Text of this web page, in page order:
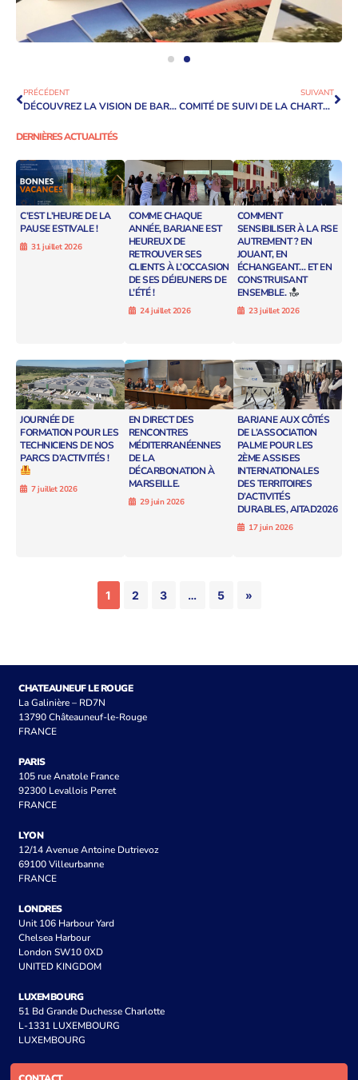
PRÉCÉDENT
DÉCOUVREZ LA VISION DE BARJANE SUR LE MARCHÉ LOGISTIQUE FRANÇAIS EN 2024 !
SUIVANT
COMITÉ DE SUIVI DE LA CHARTE D’ENGAGEMENTS TERRITORIAUX
DERNIÈRES ACTUALITÉS
C’EST L’HEURE DE LA
PAUSE ESTIVALE !
31 juillet 2026
COMME CHAQUE
ANNÉE, BARJANE EST
HEUREUX DE
RETROUVER SES
CLIENTS À L’OCCASION
DE SES DÉJEUNERS DE
L’ÉTÉ !
24 juillet 2026
COMMENT
SENSIBILISER À LA RSE
AUTREMENT ? EN
JOUANT, EN
ÉCHANGEANT… ET EN
CONSTRUISANT
ENSEMBLE.
23 juillet 2026
JOURNÉE DE
FORMATION POUR LES
TECHNICIENS DE NOS
PARCS D’ACTIVITÉS !
7 juillet 2026
EN DIRECT DES
RENCONTRES
MÉDITERRANÉENNES
DE LA
DÉCARBONATION À
MARSEILLE.
29 juin 2026
BARJANE AUX CÔTÉS
DE L’ASSOCIATION
PALME POUR LES
2ÈME ASSISES
INTERNATIONALES
DES TERRITOIRES
D’ACTIVITÉS
DURABLES, AITAD2026
17 juin 2026
1 2 3 … 5 »
CHATEAUNEUF LE ROUGE
La Galinière – RD7N
13790 Châteauneuf-le-Rouge
FRANCE
PARIS
105 rue Anatole France
92300 Levallois Perret
FRANCE
LYON
12/14 Avenue Antoine Dutrievoz
69100 Villeurbanne
FRANCE
LONDRES
Unit 106 Harbour Yard
Chelsea Harbour
London SW10 0XD
UNITED KINGDOM
LUXEMBOURG
51 Bd Grande Duchesse Charlotte
L-1331 LUXEMBOURG
LUXEMBOURG